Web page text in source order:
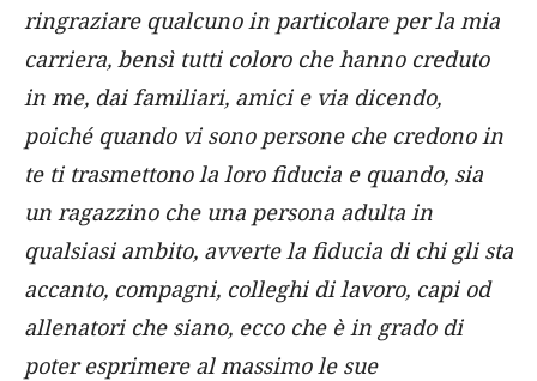
ringraziare qualcuno in particolare per la mia
carriera, bensì tutti coloro che hanno creduto
in me, dai familiari, amici e via dicendo,
poiché quando vi sono persone che credono in
te ti trasmettono la loro fiducia e quando, sia
un ragazzino che una persona adulta in
qualsiasi ambito, avverte la fiducia di chi gli sta
accanto, compagni, colleghi di lavoro, capi od
allenatori che siano, ecco che è in grado di
poter esprimere al massimo le sue